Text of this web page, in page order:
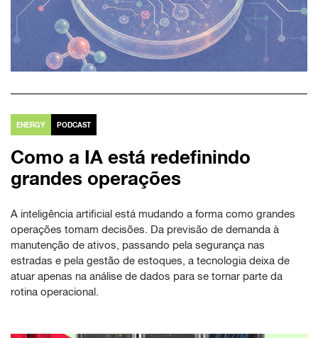
ENERGY PODCAST
Como a IA está redefinindo
grandes operações
A inteligência artificial está mudando a forma como grandes
operações tomam decisões. Da previsão de demanda à
manutenção de ativos, passando pela segurança nas
estradas e pela gestão de estoques, a tecnologia deixa de
atuar apenas na análise de dados para se tornar parte da
rotina operacional.